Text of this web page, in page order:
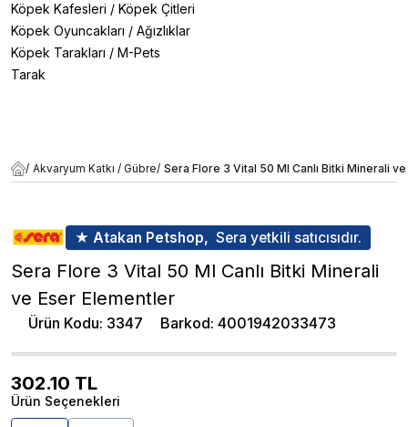
Köpek Kafesleri / Köpek Çitleri
Köpek Oyuncakları / Ağızlıklar
Köpek Tarakları / M-Pets
Tarak
/ Akvaryum Katkı / Gübre/ Sera Flore 3 Vital 50 Ml Canlı Bitki Minerali
★ Atakan Petshop, Sera yetkili satıcısıdır.
Sera Flore 3 Vital 50 Ml Canlı Bitki Minerali
ve Eser Elementler
Ürün Kodu: 3347 Barkod: 4001942033473
302.10 TL
Ürün Seçenekleri